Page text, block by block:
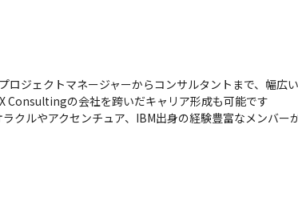
ロジェクトマネージャーからコンサルタントまで、幅広
Consultingの会社を跨いだキャリア形成も可能です
クルやアクセンチュア、IBM出身の経験豊富なメンバー